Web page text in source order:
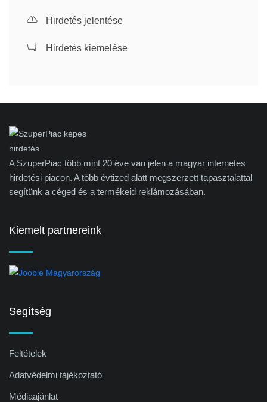
Hirdetés jelentése
Hirdetés kiemelése
A SzuperPiac több mint 20 éve van jelen a magyar internetes
hirdetési piacon. A több évtized alatt megszerzett tapasztalattal
segítünk a céged és a termékeid reklámozásában.
Kiemelt partnereink
Segítség
Feltételek
Adatvédelmi tájékoztató
Médiaajánlat